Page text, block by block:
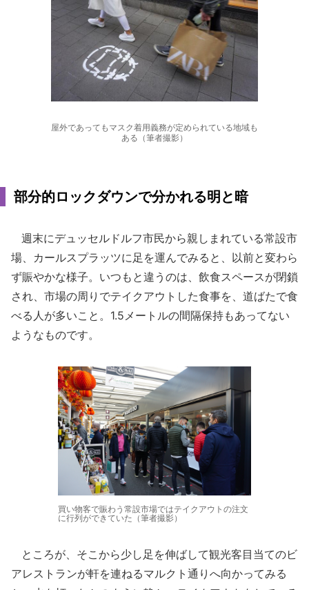
屋外であってもマスク着用義務が定められている地域も
ある（筆者撮影）
部分的ロックダウンで分かれる明と暗
週末にデュッセルドルフ市民から親しまれている常設市
場、カールスプラッツに足を運んでみると、以前と変わら
ず賑やかな様子。いつもと違うのは、飲食スペースが閉鎖
され、市場の周りでテイクアウトした食事を、道ばたで食
べる人が多いこと。1.5メートルの間隔保持もあってない
ようなものです。
買い物客で賑わう常設市場ではテイクアウトの注文
に行列ができていた（筆者撮影）
ところが、そこから少し足を伸ばして観光客目当てのビ
アレストランが軒を連ねるマルクト通りへ向かってみる